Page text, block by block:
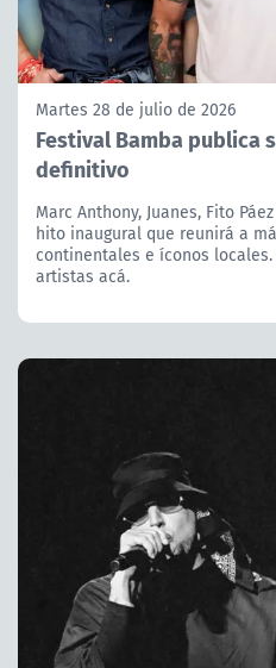
Martes 28 de julio de 2026
Festival Bamba publica
definitivo
Marc Anthony, Juanes, Fito
hito inaugural que reunirá a
continentales e íconos
artistas acá.